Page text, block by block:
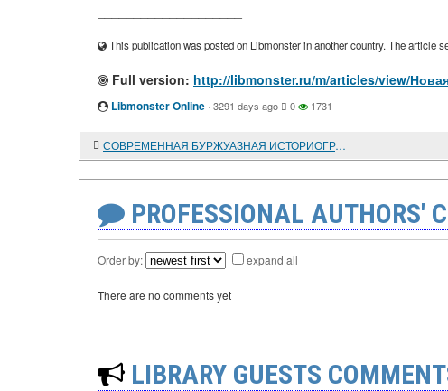
This publication was posted on Libmonster in another country. The article
Full version: http://libmonster.ru/m/articles/view/
Libmonster Online · 3291 days ago 0 1731
СОВРЕМЕННАЯ БУРЖУАЗНАЯ ИСТОРИОГРАФИЯ ВЕЛИКОЙ ОКТЯБРЬСКОЙ СОЦИАЛИСТИЧЕСКОЙ РЕВОЛЮЦИИ
PROFESSIONAL AUTHORS'
Order by: expand all
There are no comments yet
LIBRARY GUESTS